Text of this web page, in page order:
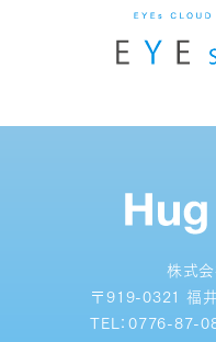
株式会
〒919-0321 福
TEL：0776-87-